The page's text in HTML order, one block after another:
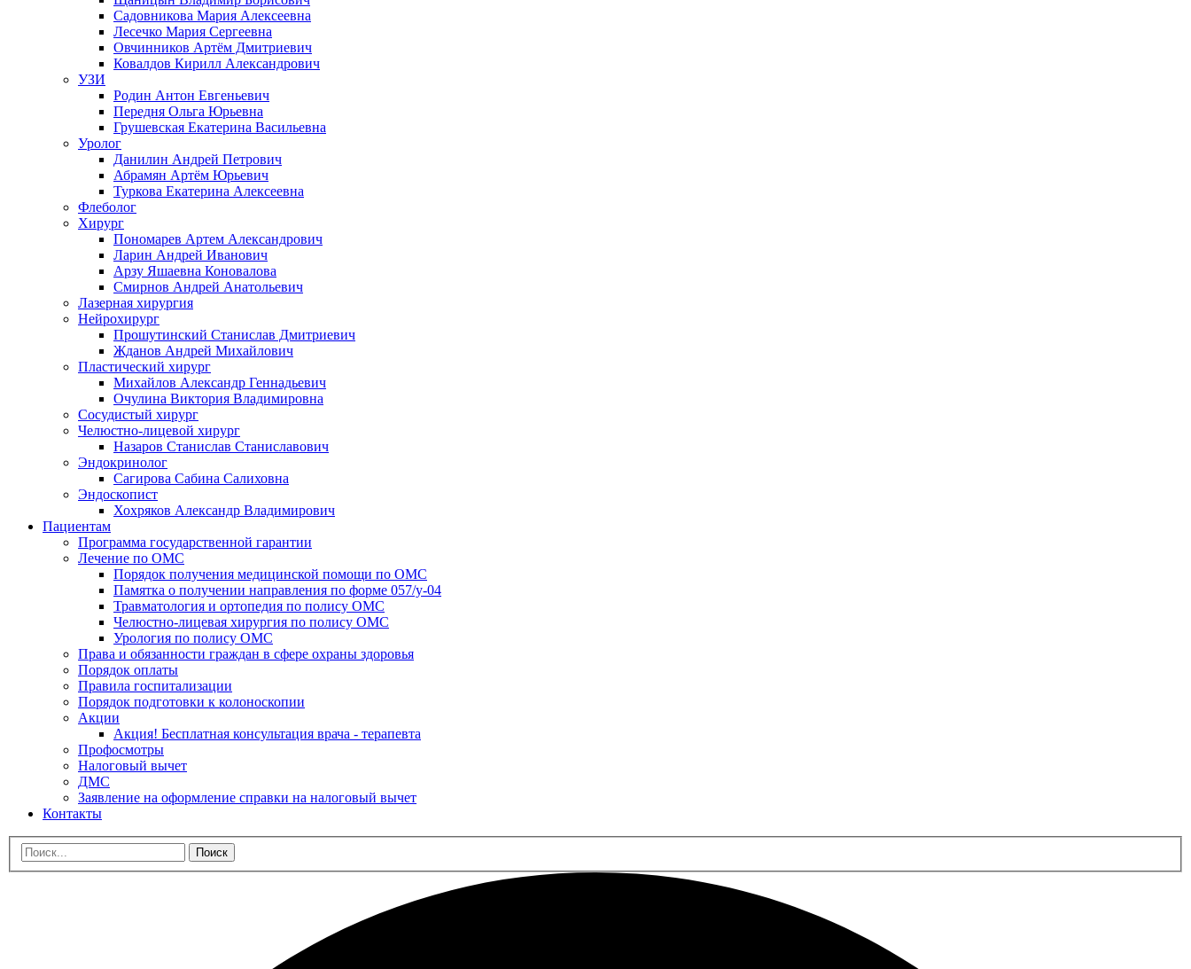
Садовникова Мария Алексеевна
Лесечко Мария Сергеевна
Овчинников Артём Дмитриевич
Ковалдов Кирилл Александрович
УЗИ
Родин Антон Евгеньевич
Передня Ольга Юрьевна
Грушевская Екатерина Васильевна
Уролог
Данилин Андрей Петрович
Абрамян Артём Юрьевич
Туркова Екатерина Алексеевна
Флеболог
Хирург
Пономарев Артем Александрович
Ларин Андрей Иванович
Арзу Яшаевна Коновалова
Смирнов Андрей Анатольевич
Лазерная хирургия
Нейрохирург
Прошутинский Станислав Дмитриевич
Жданов Андрей Михайлович
Пластический хирург
Михайлов Александр Геннадьевич
Очулина Виктория Владимировна
Сосудистый хирург
Челюстно-лицевой хирург
Назаров Станислав Станиславович
Эндокринолог
Сагирова Сабина Салиховна
Эндоскопист
Хохряков Александр Владимирович
Пациентам
Программа государственной гарантии
Лечение по ОМС
Порядок получения медицинской помощи по ОМС
Памятка о получении направления по форме 057/у-04
Травматология и ортопедия по полису ОМС
Челюстно-лицевая хирургия по полису ОМС
Урология по полису ОМС
Права и обязанности граждан в сфере охраны здоровья
Порядок оплаты
Правила госпитализации
Порядок подготовки к колоноскопии
Акции
Акция! Бесплатная консультация врача - терапевта
Профосмотры
Налоговый вычет
ДМС
Заявление на оформление справки на налоговый вычет
Контакты